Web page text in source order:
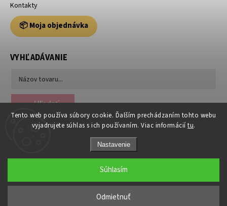
Tento web používa súbory cookie. Ďalším prechádzaním tohto webu
vyjadrujete súhlas s ich používaním. Viac informácií tu.
Nastavenie
Odmietnuť
Súhlasím
Kontakty
📦 Moja objednávka
VYHĽADÁVANIE
Hľadať
Copyright 2026Usporiadajto.sk. Všetky práva vyhradené.
Grafický návrh vytvořil a nakódovalShoptak.cz